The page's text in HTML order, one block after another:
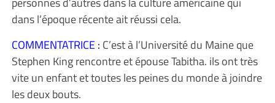
dans l’époque récente ait réussi cela.
COMMENTATRICE: C’est à l’Université du Maine que
Stephen King rencontre et épouse Tabitha. ils ont très
vite un enfant et toutes les peines du monde à joindre
les deux bouts.